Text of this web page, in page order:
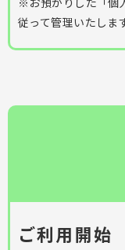
従って管理いたしま
ご利用開始